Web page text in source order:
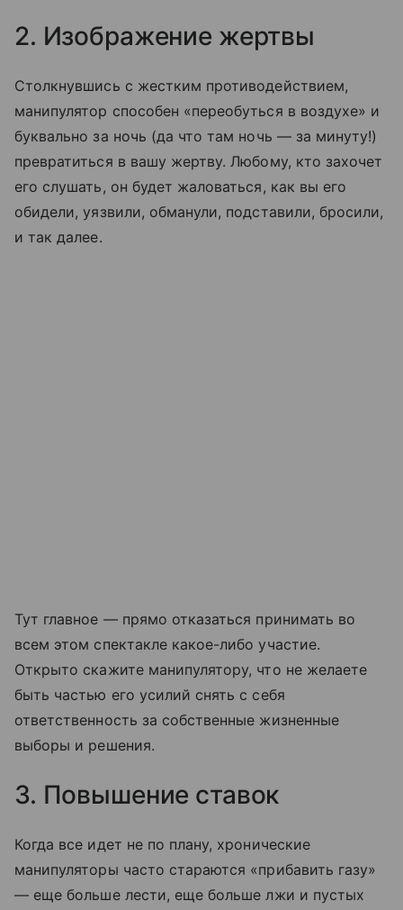
2. Изображение жертвы
Столкнувшись с жестким противодействием,
манипулятор способен «переобуться в воздухе» и
буквально за ночь (да что там ночь — за минуту!)
превратиться в вашу жертву. Любому, кто захочет
его слушать, он будет жаловаться, как вы его
обидели, уязвили, обманули, подставили, бросили,
и так далее.
Тут главное — прямо отказаться принимать во
всем этом спектакле какое-либо участие.
Открыто скажите манипулятору, что не желаете
быть частью его усилий снять с себя
ответственность за собственные жизненные
выборы и решения.
3. Повышение ставок
Когда все идет не по плану, хронические
манипуляторы часто стараются «прибавить газу»
— еще больше лести, еще больше лжи и пустых